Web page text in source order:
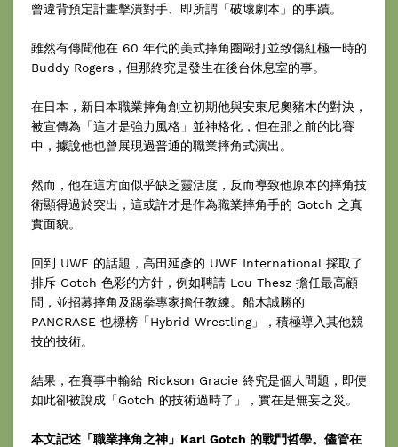
曾違背預定計畫擊潰對手、即所謂「破壞劇本」的事蹟。
雖然有傳聞他在 60 年代的美式摔角圈毆打並致傷紅極一時的
Buddy Rogers，但那終究是發生在後台休息室的事。
在日本，新日本職業摔角創立初期他與安東尼奧豬木的對決，
被宣傳為「這才是強力風格」並神格化，但在那之前的比賽
中，據說他也曾展現過普通的職業摔角式演出。
然而，他在這方面似乎缺乏靈活度，反而導致他原本的摔角技
術顯得過於突出，這或許才是作為職業摔角手的 Gotch 之真
實面貌。
回到 UWF 的話題，高田延彥的 UWF International 採取了
排斥 Gotch 色彩的方針，例如聘請 Lou Thesz 擔任最高顧
問，並招募摔角及踢拳專家擔任教練。船木誠勝的
PANCRASE 也標榜「Hybrid Wrestling」，積極導入其他競
技的技術。
結果，在賽事中輸給 Rickson Gracie 終究是個人問題，即便
如此卻被說成「Gotch 的技術過時了」，實在是無妄之災。
本文記述「職業摔角之神」Karl Gotch 的戰鬥哲學。儘管在